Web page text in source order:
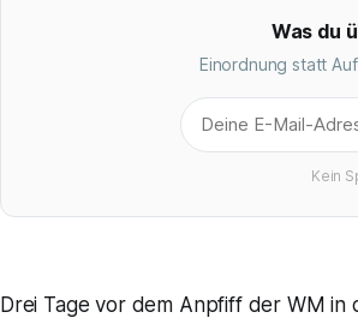
Was du
Einordnung statt
Kein
Drei Tage vor dem Anpfiff der WM in